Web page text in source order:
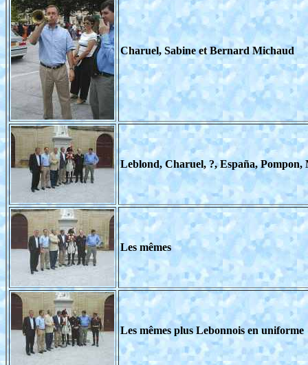
Charuel, Sabine et Bernard Michaud
Leblond, Charuel, ?, España,
Les mêmes
Les mêmes plus Lebonnois en uniforme